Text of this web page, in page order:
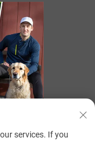
services. If you